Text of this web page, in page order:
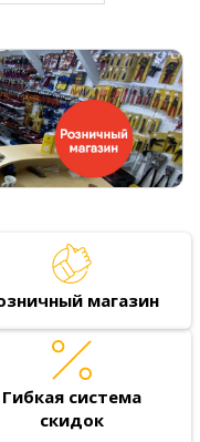
магазин
Гибкая система
скидок